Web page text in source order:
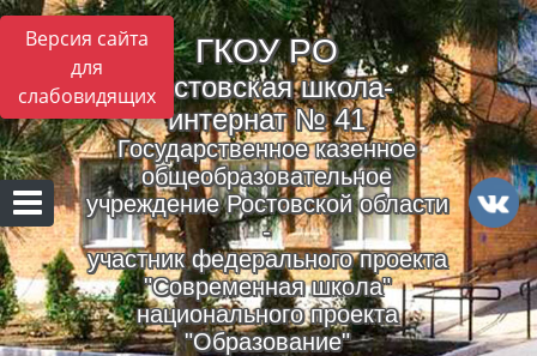
Версия сайта
для
слабовидящих
ГКОУ РO
Ростовская школа-
интернат № 41
Государственное казенное
общеобразовательное
учреждение Ростовской области
-
участник федерального проекта
"Современная школа"
национального проекта
"Образование"